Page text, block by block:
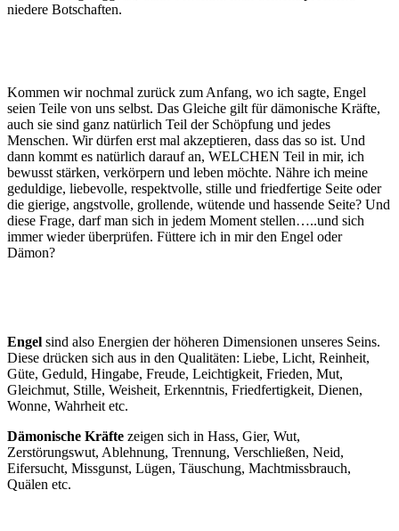
niedere Botschaften.
Kommen wir nochmal zurück zum Anfang, wo ich sagte, Engel
seien Teile von uns selbst. Das Gleiche gilt für dämonische Kräfte,
auch sie sind ganz natürlich Teil der Schöpfung und jedes
Menschen. Wir dürfen erst mal akzeptieren, dass das so ist. Und
dann kommt es natürlich darauf an, WELCHEN Teil in mir, ich
bewusst stärken, verkörpern und leben möchte. Nähre ich meine
geduldige, liebevolle, respektvolle, stille und friedfertige Seite oder
die gierige, angstvolle, grollende, wütende und hassende Seite? Und
diese Frage, darf man sich in jedem Moment stellen…..und sich
immer wieder überprüfen. Füttere ich in mir den Engel oder
Dämon?
Engel sind also Energien der höheren Dimensionen unseres Seins.
Diese drücken sich aus in den Qualitäten: Liebe, Licht, Reinheit,
Güte, Geduld, Hingabe, Freude, Leichtigkeit, Frieden, Mut,
Gleichmut, Stille, Weisheit, Erkenntnis, Friedfertigkeit, Dienen,
Wonne, Wahrheit etc.
Dämonische Kräfte zeigen sich in Hass, Gier, Wut,
Zerstörungswut, Ablehnung, Trennung, Verschließen, Neid,
Eifersucht, Missgunst, Lügen, Täuschung, Machtmissbrauch,
Quälen etc.